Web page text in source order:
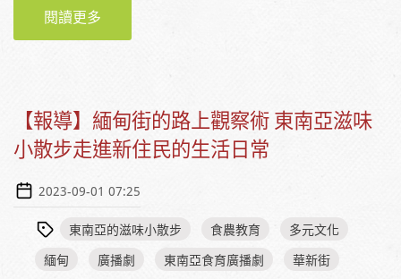
閱讀更多
小散步之新北華新街
【報導】緬甸街的路上觀察術 東南亞滋味
小散步走進新住民的生活日常
2023-09-01 07:25
東南亞的滋味小散步 食農教育
多元文化
緬甸
廣播劇 東南亞食育廣播劇 華新街